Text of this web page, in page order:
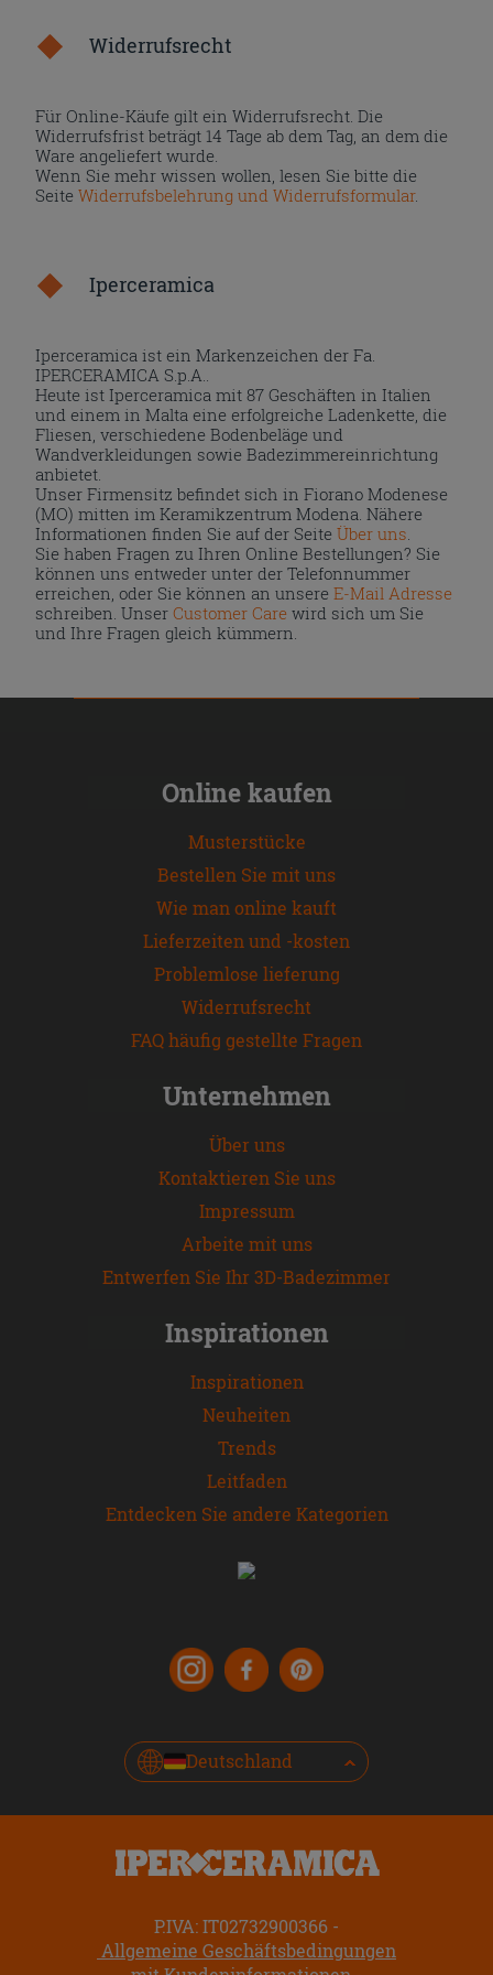
Widerrufsrecht
Für Online-Käufe gilt ein Widerrufsrecht. Die
Widerrufsfrist beträgt 14 Tage ab dem Tag, an dem die
Ware angeliefert wurde.
Wenn Sie mehr wissen wollen, lesen Sie bitte die
SeiteWiderrufsbelehrung und Widerrufsformular.
Iperceramica
Iperceramica ist ein Markenzeichen der Fa.
IPERCERAMICA S.p.A..
Heute ist Iperceramica mit 87 Geschäften in Italien
und einem in Malta eine erfolgreiche Ladenkette, die
Fliesen, verschiedene Bodenbeläge und
Wandverkleidungen sowie Badezimmereinrichtung
anbietet.
Unser Firmensitz befindet sich in Fiorano Modenese
(MO) mitten im Keramikzentrum Modena. Nähere
Informationen finden Sie auf der Seite Über uns
Sie haben Fragen zu Ihren Online Bestellungen? Sie
können uns entweder unter der Telefonnummer
erreichen, oder Sie können an unsereE-Mail Adresse
schreiben. UnserCustomer Care wird sich um Sie
und Ihre Fragen gleich kümmern.
Online kaufen
Musterstücke
Bestellen Sie mit uns
Wie man online kauft
Lieferzeiten und -kosten
Problemlose lieferung
Widerrufsrecht
FAQ häufig gestellte Fragen
Unternehmen
Über uns
Kontaktieren Sie uns
Impressum
Arbeite mit uns
Entwerfen Sie Ihr 3D-Badezimmer
Inspirationen
Inspirationen
Neuheiten
Trends
Leitfaden
Entdecken Sie andere Kategorien
Deutschland
P.IVA: IT02732900366
Allgemeine Geschäftsbedingungen